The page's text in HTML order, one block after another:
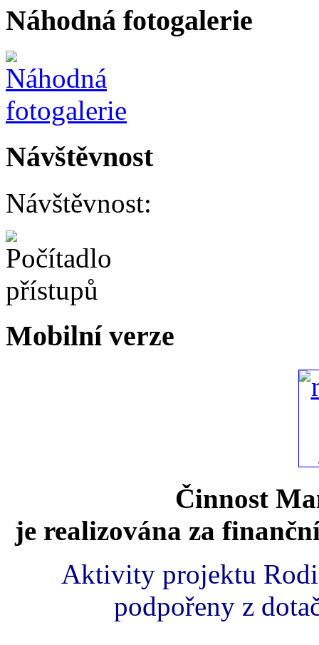
Náhodná fotogalerie
Návštěvnost
Návštěvnost:
Mobilní verze
Činnost
je realizována za
Aktivity projektu
podpořeny z